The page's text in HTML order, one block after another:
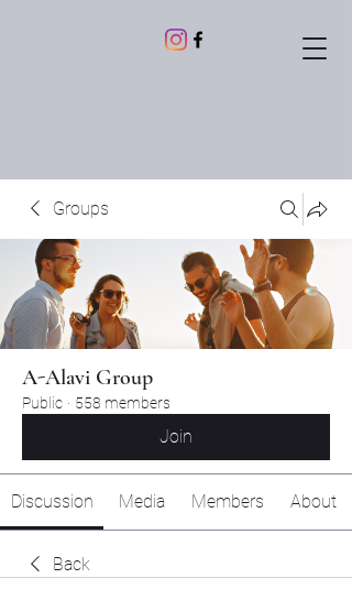
Groups
A-Alavi Group
Public · 558 members
Join
Discussion Media Members About
Back